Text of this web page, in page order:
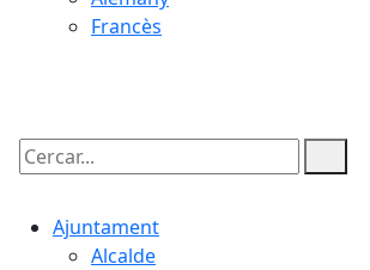
Francès
Cercar:
Ajuntament
Alcalde